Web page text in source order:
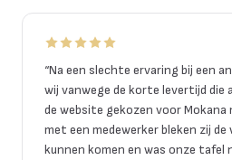
“Na een slechte ervaring bij een
wij vanwege de korte levertijd die
de website gekozen voor Mokana
met een medewerker bleken zij
kunnen komen en was onze tafel